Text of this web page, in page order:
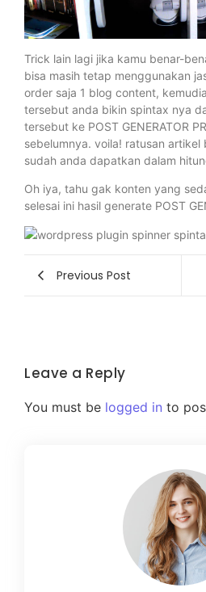
Trick lain lagi jika kamu benar-
bisa masih tetap menggunakan
order saja 1 blog content,
tersebut anda bikin spintax nya
tersebut ke POST GENERATOR
sebelumnya. voila! ratusan
sudah anda dapatkan dalam
Oh iya, tahu gak konten yang
selesai ini hasil generate POST
Previous Post
Leave a Reply
You must be logged in to